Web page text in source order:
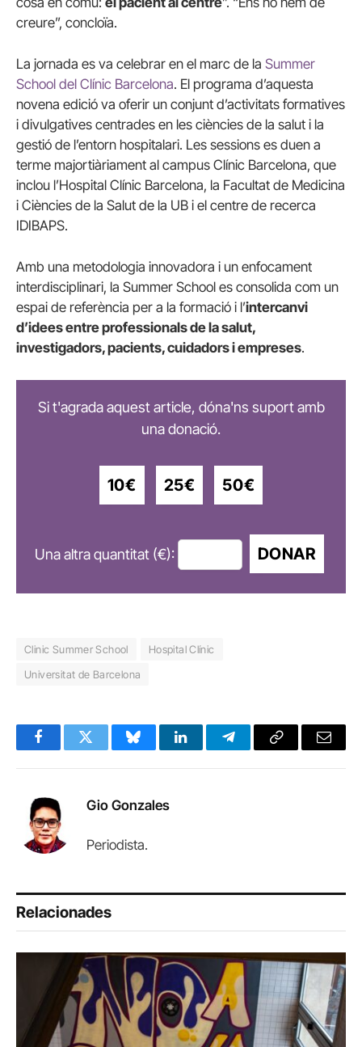
creure”, concloïa.
La jornada es va celebrar en el marc de la Summer
School del Clínic Barcelona. El programa d’aquesta
novena edició va oferir un conjunt d’activitats formatives
i divulgatives centrades en les ciències de la salut i la
gestió de l’entorn hospitalari. Les sessions es duen a
terme majortiàriament al campus Clínic Barcelona, que
inclou l’Hospital Clínic Barcelona, la Facultat de Medicina
i Ciències de la Salut de la UB i el centre de recerca
IDIBAPS.
Amb una metodologia innovadora i un enfocament
interdisciplinari, la Summer School es consolida com un
espai de referència per a la formació i l’intercanvi
d’idees entre professionals de la salut,
investigadors, pacients, cuidadors i empreses.
Si t'agrada aquest article, dóna'ns suport amb
una donació.
10€ 25€ 50€
Una altra quantitat (€): DONAR
Clinic Summer School
Hospital Clínic
Universitat de Barcelona
FacebookTwitter BlueskyLinkedInTelegramCopy
Email
Gio Gonzales
Periodista.
Relacionades